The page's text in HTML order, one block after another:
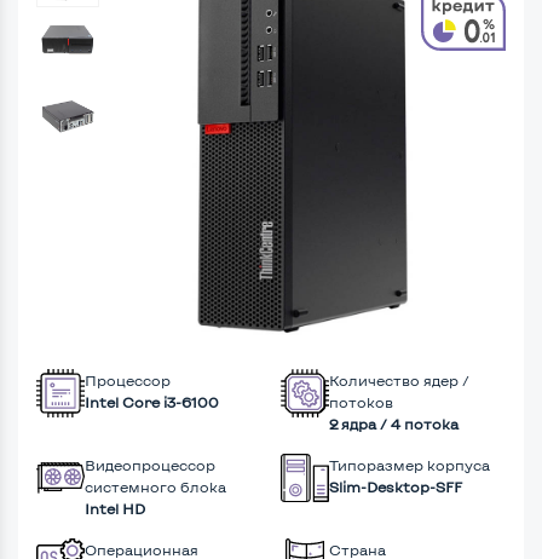
Процессор
Intel Core i3-6100
Количество ядер /
потоков
2 ядра / 4 потока
Видеопроцессор
системного блока
Intel HD
Типоразмер корпуса
Slim-Desktop-SFF
Операционная
Страна